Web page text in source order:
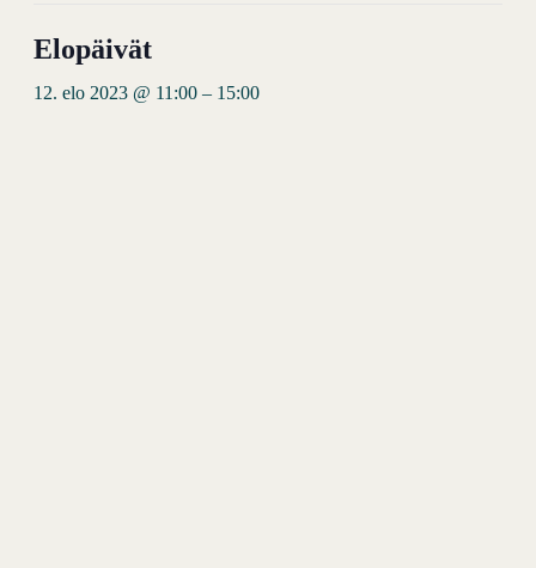
Elopäivät
12. elo 2023 @ 11:00 – 15:00